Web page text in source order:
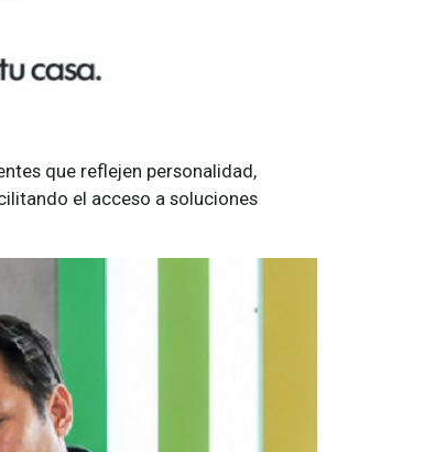
que reflejen personalidad,
el acceso a soluciones